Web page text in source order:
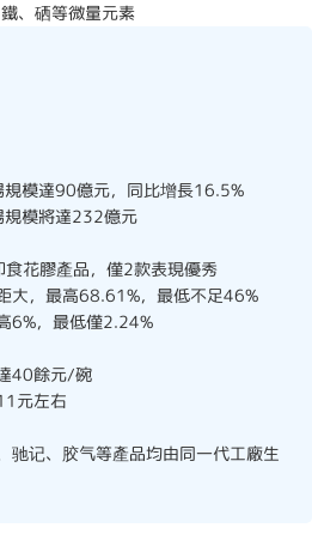
、硒等微量元素
模達90億元，同比增長16.5%
模將達232億元
花膠產品，僅2款表現優秀
大，最高68.61%，最低不足46%
6%，最低僅2.24%
40餘元/碗
元左右
驰记、胶气等產品均由同一代工廠生